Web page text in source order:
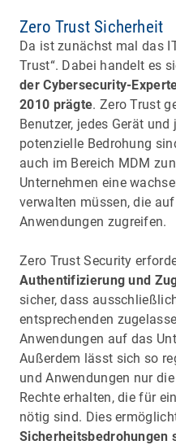
Zero Trust Sicherheit
Da ist zunächst mal das
Trust“. Dabei handelt es
der Cybersecurity-
2010 prägte. Zero Trust
Benutzer, jedes Gerät und
potenzielle Bedrohung
auch im Bereich MDM
Unternehmen eine
verwalten müssen, die
Anwendungen zugreifen.
Zero Trust Security
Authentifizierung und
sicher, dass
entsprechenden
Anwendungen auf das
Außerdem lässt sich so
und Anwendungen nur
Rechte erhalten, die für
nötig sind. Dies
Sicherheitsbedrohungen